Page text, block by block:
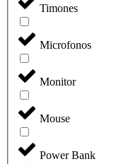
Timones
Microfonos
Monitor
Mouse
Power Bank